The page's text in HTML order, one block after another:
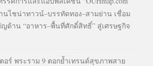
นไชน่าทาวน์–บรรทัดทอง–สามย่าน เชื่อม
ด้าน “อาหาร–พื้นที่ศักดิ์สิทธิ์” สู่เศรษฐกิจ
อร์ พระราม 9 ตอกย้ำเทรนด์สุขภาพสาย